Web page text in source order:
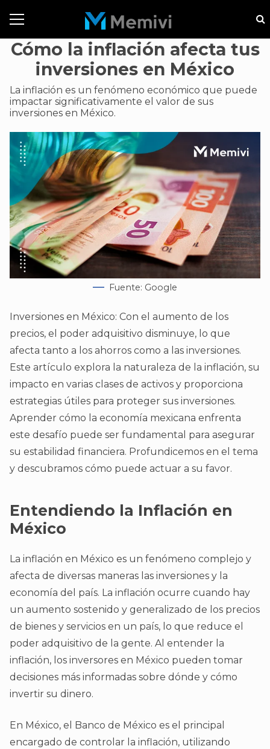
Cómo la inflación afecta tus
inversiones en México
La inflación es un fenómeno económico que puede
impactar significativamente el valor de sus
inversiones en México.
Fuente: Google
Inversiones en México: Con el aumento de los
precios, el poder adquisitivo disminuye, lo que
afecta tanto a los ahorros como a las inversiones.
Este artículo explora la naturaleza de la inflación, su
impacto en varias clases de activos y proporciona
estrategias útiles para proteger sus inversiones.
Aprender cómo la economía mexicana enfrenta
este desafío puede ser fundamental para asegurar
su estabilidad financiera. Profundicemos en el tema
y descubramos cómo puede actuar a su favor.
Entendiendo la Inflación en
México
La inflación en México es un fenómeno complejo y
afecta de diversas maneras las inversiones y la
economía del país. La inflación ocurre cuando hay
un aumento sostenido y generalizado de los precios
de bienes y servicios en un país, lo que reduce el
poder adquisitivo de la gente. Al entender la
inflación, los inversores en México pueden tomar
decisiones más informadas sobre dónde y cómo
invertir su dinero.
En México, el Banco de México es el principal
encargado de controlar la inflación, utilizando